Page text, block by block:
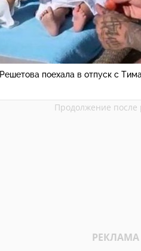
Решетова поехала в отпуск с